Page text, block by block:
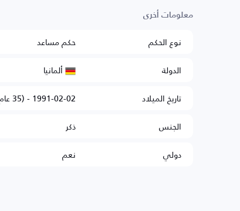
معلومات أخرى
نوع الحكم
حكم مساعد
الدولة
ألمانيا
تاريخ الميلاد
1991-02-02 - (35 عام)
الجنس
ذكر
دولي
نعم